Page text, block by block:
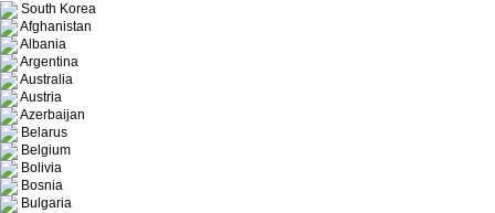
South Korea
Afghanistan
Albania
Argentina
Australia
Austria
Azerbaijan
Belarus
Belgium
Bolivia
Bosnia
Bulgaria